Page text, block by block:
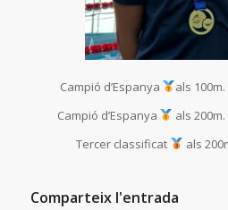
Campió d’Espanya
als
Campió d’Espanya
als
Tercer classificat
als
Comparteix l'entrada